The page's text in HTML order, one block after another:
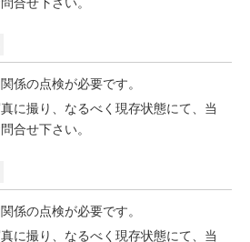
係の点検が必要です。
真に撮り、なるべく現存状態にて、当
合せ下さい。
係の点検が必要です。
真に撮り、なるべく現存状態にて、当